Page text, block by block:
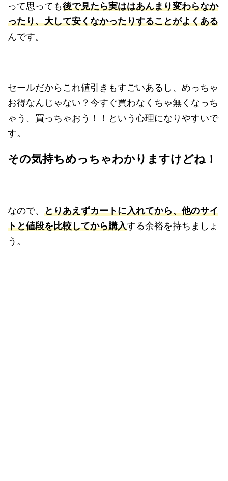
って思っても後で見たら実ははあんまり変わらなか
ったり、大して安くなかったりすることがよくある
んです。
セールだからこれ値引きもすごいあるし、めっちゃ
お得なんじゃない？今すぐ買わなくちゃ無くなっち
ゃう、買っちゃおう！！という心理になりやすいで
す。
その気持ちめっちゃわかりますけどね！
なので、 とりあえずカートに入れてから、他のサイ
トと値段を比較してから購入する余裕を持ちましょ
う。